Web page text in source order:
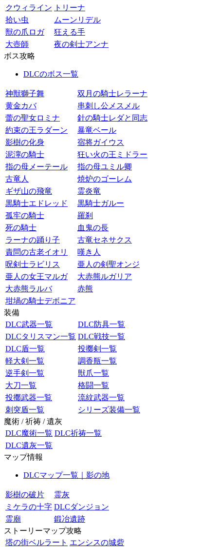
クウィライン
トリーナ
拾い虫
ムーンリデル
獣の爪ロガ
狂える手
大壺師
夜の剣士アンナ
ボス攻略
DLCのボス一覧
神獣獅子舞
双月の騎士レラーナ
黄金カバ
串刺し公メスメル
蕾の聖女ロミナ
針の騎士レダと同志
約束の王ラダーン
暴竜ベール
影樹の化身
宿将ガイウス
泥濘の騎士
狂い火の王ミドラー
指の母メーテール
指の母ユミル卿
古竜人
焼炉のゴーレム
ギザ山の飛竜
霊炎竜
黒騎士エドレッド
黒騎士ガルー
孤牢の騎士
羅刹
死の騎士
血鬼の長
ラーナの踊り子
古竜セネサクス
責問の古老イオリ
嘆き人
呪剣士ラビリス
亜人の剣聖オンジ
亜人の女王マルガ
大赤熊ルガリア
大赤熊ラルバ
赤熊
坩堝の騎士デボニア
装備
DLC武器一覧
DLC防具一覧
DLCタリスマン一覧 DLC戦技一覧
DLC盾一覧
投擲剣一覧
軽大剣一覧
調香瓶一覧
逆手剣一覧
獣爪一覧
大刀一覧
格闘一覧
投擲武器一覧
流紋武器一覧
刺突盾一覧
シリーズ装備一覧
魔術 / 祈祷 / 遺灰
DLC魔術一覧 DLC祈祷一覧
DLC遺灰一覧
マップ情報
DLCマップ一覧｜影の地
影樹の破片
霊灰
ミケラの十字 DLCダンジョン
霊廟
鍛冶遺跡
ストーリーマップ攻略
塔の街ベルラート エンシスの城砦